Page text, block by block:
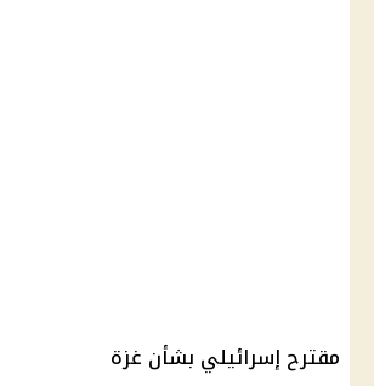
مقترح إسرائيلي بشأن غزة